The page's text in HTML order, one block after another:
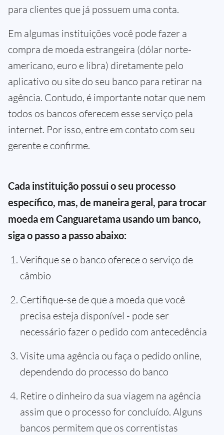
para clientes que já possuem uma conta.
Em algumas instituições você pode fazer a
compra de moeda estrangeira (dólar norte-
americano, euro e libra) diretamente pelo
aplicativo ou site do seu banco para retirar na
agência. Contudo, é importante notar que nem
todos os bancos oferecem esse serviço pela
internet. Por isso, entre em contato com seu
gerente e confirme.
Cada instituição possui o seu processo
específico, mas, de maneira geral, para trocar
moeda em Canguaretama usando um banco,
siga o passo a passo abaixo:
Verifique se o banco oferece o serviço de
câmbio
Certifique-se de que a moeda que você
precisa esteja disponível - pode ser
necessário fazer o pedido com antecedência
Visite uma agência ou faça o pedido online,
dependendo do processo do banco
Retire o dinheiro da sua viagem na agência
assim que o processo for concluído. Alguns
bancos permitem que os correntistas